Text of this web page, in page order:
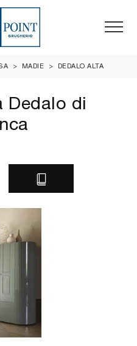
> MADIE > DEDALO ALTA
Dedalo di